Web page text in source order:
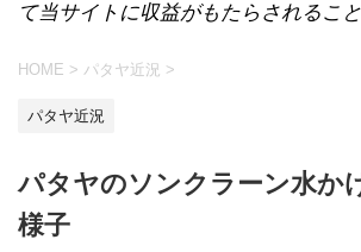
て当サイトに収益がもたらされるこ
HOME > パタヤ近況 >
パタヤ近況
パタヤのソンクラーン水か
様子